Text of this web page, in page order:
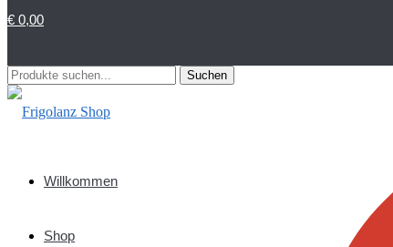
€ 0,00
Suchen
nach:
Suchen
Willkommen
Shop